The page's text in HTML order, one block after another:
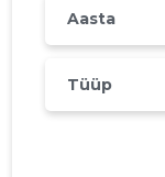
Aasta
Tüüp